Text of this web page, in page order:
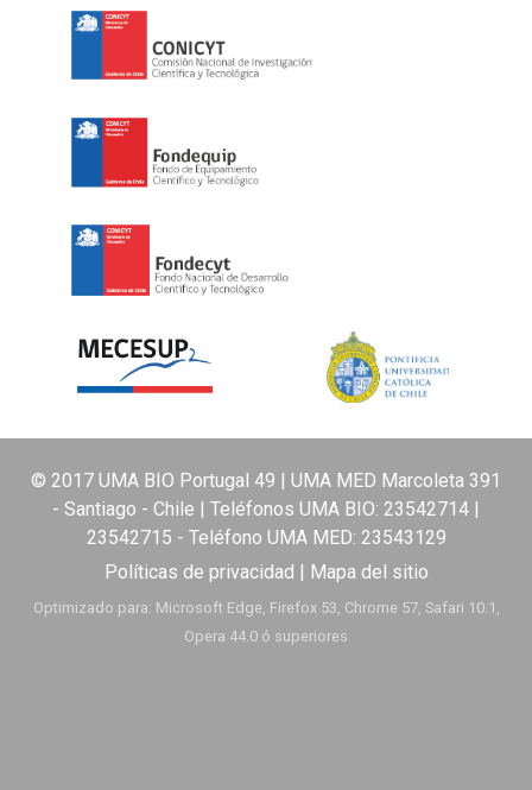
© 2017 UMA BIO Portugal 49 | UMA MED Marcoleta 391
- Santiago - Chile | Teléfonos UMA BIO: 23542714 |
23542715 - Teléfono UMA MED: 23543129
Políticas de privacidad | Mapa del sitio
Optimizado para: Microsoft Edge, Firefox 53, Chrome 57, Safari 10.1,
Opera 44.0 ó superiores